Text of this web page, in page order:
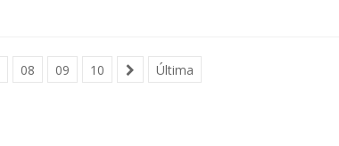
08 09 10 Última